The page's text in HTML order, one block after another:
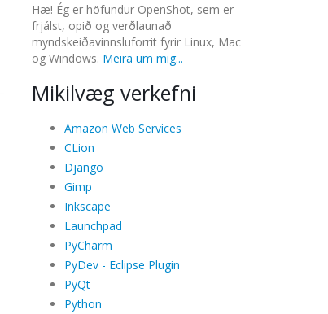
Hæ! Ég er höfundur OpenShot, sem er
frjálst, opið og verðlaunað
myndskeiðavinnsluforrit fyrir Linux, Mac
og Windows. Meira um mig...
Mikilvæg verkefni
Amazon Web Services
CLion
Django
Gimp
Inkscape
Launchpad
PyCharm
PyDev - Eclipse Plugin
PyQt
Python